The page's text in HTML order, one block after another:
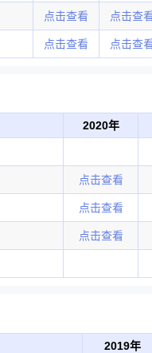
点击查看 点击查
点击查看 点击查
2020年
点击查看
点击查看
点击查看
2019年